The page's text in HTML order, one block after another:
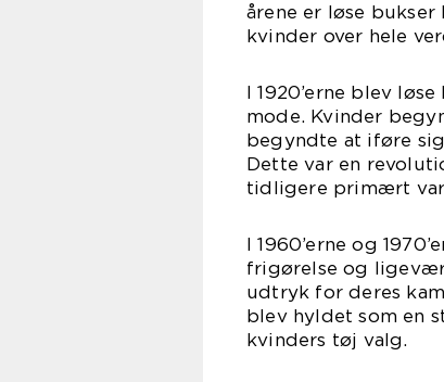
årene er løse
kvinder over hele
I 1920’erne blev
mode. Kvinder
begyndte at iføre
Dette var en
tidligere primært
I 1960’erne og
frigørelse og
udtryk for deres
blev hyldet som en
kvinders tøj valg.